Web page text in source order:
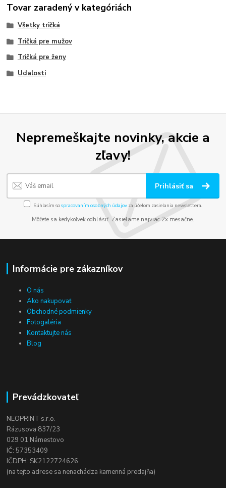
Tovar zaradený v kategóriách
Všetky tričká
Tričká pre mužov
Tričká pre ženy
Udalosti
Nepremeškajte novinky, akcie a
zľavy!
Prihlásiť sa
Súhlasím sospracovaním osobných údajov za účelom zasielania newslettera.
Môžete sa kedykoľvek odhlásiť. Zasielame najviac 2x mesačne.
Informácie pre zákazníkov
O nás
Ako nakupovať
Obchodné podmienky
Fotogaléria
Kontaktujte nás
Blog
Prevádzkovateľ
NEOPRINT s.r.o.
Rázusova 837/23
029 01 Námestovo
IČ: 57353409
IČDPH: SK2122724626
(na tejto adrese sa nenachádza kamenná predajňa)